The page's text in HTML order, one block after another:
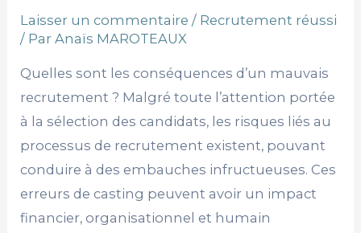
Laisser un commentaire / Recrutement réussi
/ ParAnaïs MAROTEAUX
Quelles sont les conséquences d’un mauvais
recrutement ? Malgré toute l’attention portée
à la sélection des candidats, les risques liés au
processus de recrutement existent, pouvant
conduire à des embauches infructueuses. Ces
erreurs de casting peuvent avoir un impact
financier, organisationnel et humain